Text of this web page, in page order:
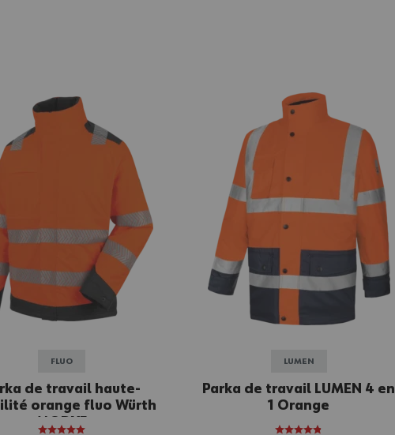
FLUO
de travail haute-
orange fluo Würth
MODYF
LUMEN
Parka de travail LUMEN 4 en
1 Orange